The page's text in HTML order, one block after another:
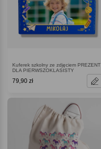
Kuferek szkolny ze zdjęciem PREZENT
DLA PIERWSZOKLASISTY
79,90 zł